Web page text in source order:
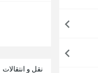
نقل و انتقالات